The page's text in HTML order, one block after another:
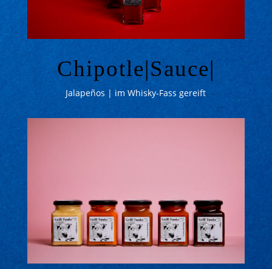
Chipotle|Sauce|
Jalapeños | im Whisky-Fass gereift